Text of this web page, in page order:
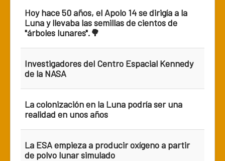
Hoy hace 50 años, el Apolo 14 se dirigía a la
Luna y llevaba las semillas de cientos de
"árboles lunares".🌳
Investigadores del Centro Espacial Kennedy
de la NASA
La colonización en la Luna podría ser una
realidad en unos años
La ESA empieza a producir oxígeno a partir
de polvo lunar simulado